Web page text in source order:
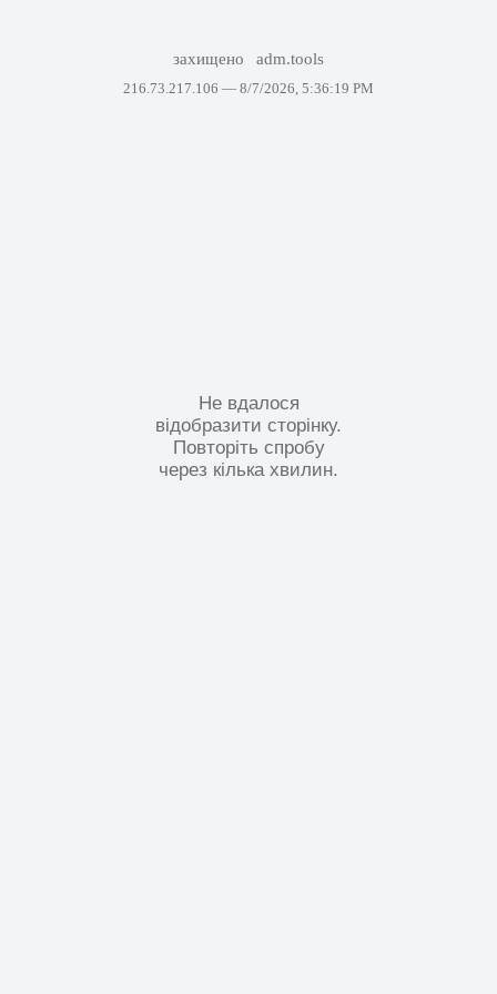
захищено adm.tools
216.73.217.106 — 8/7/2026, 5:36:19 PM
Не вдалося
відобразити сторінку.
Повторіть спробу
через кілька хвилин.